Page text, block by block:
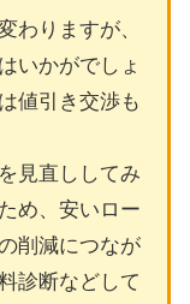
わりますが、
いかがでしょ
値引き交渉も
見直ししてみ
め、安いロー
削減につなが
診断などして